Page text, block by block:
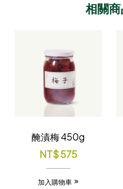
相關
醃漬梅 450g
NT$575
加入購物車